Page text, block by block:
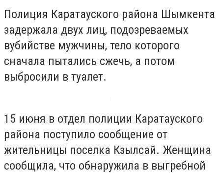
Полиция Каратауского района Шымкента
задержала двух лиц, подозреваемых
вубийстве мужчины, тело которого
сначала пытались сжечь, а потом
выбросили в туалет.
15 июня в отдел полиции Каратауского
района поступило сообщение от
жительницы поселка Кзылсай. Женщина
сообщила, что обнаружила в выгребной